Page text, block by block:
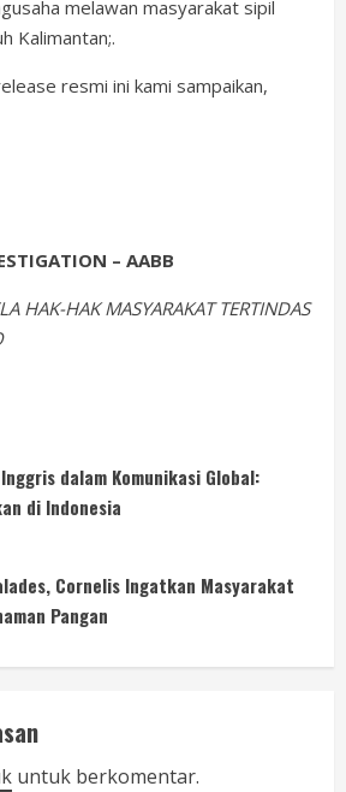
melawan masyarakat sipil
Kalimantan;.
resmi ini kami sampaikan,
– AABB
HAK-HAK MASYARAKAT TERTINDAS
dalam Komunikasi Global:
di Indonesia
Cornelis Ingatkan Masyarakat
Pangan
untuk berkomentar.